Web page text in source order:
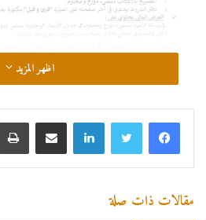
اظهر المزيد
لينكدإن مشاركة عبر البريد
مقالات ذات صلة